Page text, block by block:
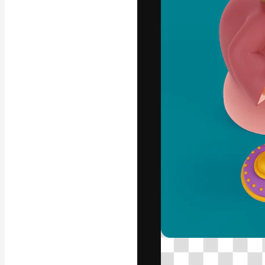
La
migliori lavori.
creativi,
Copyright ©